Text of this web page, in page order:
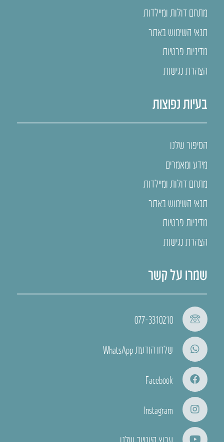
מתחם דולות ומיילדות
תנאי השימוש באתר
מדיניות פרטיות
הצהרת נגישות
בעיות נפוצות
הסיפור שלנו
מידע ומאמרים
מתחם דולות ומיילדות
תנאי השימוש באתר
מדיניות פרטיות
הצהרת נגישות
שמרו על קשר
077-3310210
שלחו הודעת WhatsApp
Facebook
Instagram